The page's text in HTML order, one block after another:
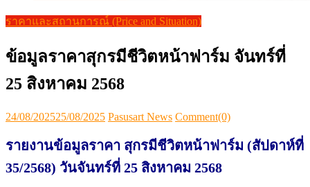
ราคาและสถานการณ์ (Price and Situation)
ข้อมูลราคาสุกรมีชีวิตหน้าฟาร์ม จันทร์ที่
25 สิงหาคม 2568
Posted
24/08/202525/08/2025 Author
Pasusart News Comment(0)
รายงานข้อมูลราคา สุกรมีชีวิตหน้าฟาร์ม (สัปดาห์ที่
35/2568) วันจันทร์ที่ 25 สิงหาคม 2568